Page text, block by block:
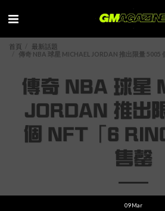
首頁
最新話題
傳奇 NBA 球星 MICHAEL JORDAN 推出限量 5005
傳奇 NBA 球星
JORDAN 推出
個 NFT「6
售罄
09Mar